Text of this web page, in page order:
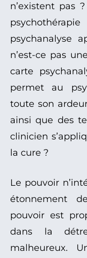
n’existent pas
psychanalyse
n’est-ce pas
carte
permet au
toute son
ainsi que des
clinicien
la cure ?
Le pouvoir
étonnement
pouvoir est
dans la
malheureux.